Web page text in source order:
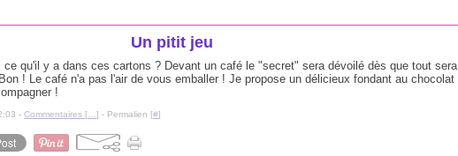
Un pitit jeu
ce qu'il y a dans ces cartons ? Devant un café le "secret" sera dévoilé dès que tout sera
! Le café n'a pas l'air de vous emballer ! Je propose un délicieux fondant au chocolat
!
- Commentaires [ ] - Permalien [#]